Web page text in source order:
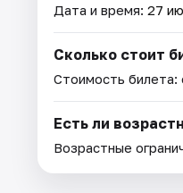
Дата и время: 27
Сколько стоит
Стоимость билета:
Есть ли
Возрастные